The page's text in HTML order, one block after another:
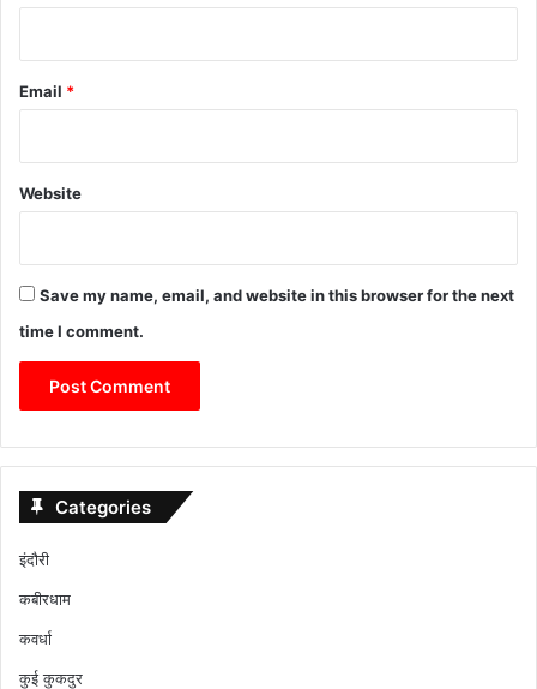
Email *
Website
Save my name, email, and website in this browser for the next
time I comment.
Categories
इंदौरी
कबीरधाम
कवर्धा
कुई कुकदुर